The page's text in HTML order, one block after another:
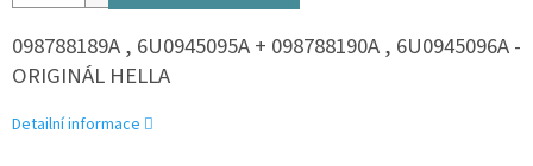
098788189A , 6U0945095A + 098788190A , 6U0945096A -
ORIGINÁL HELLA
Detailní informace